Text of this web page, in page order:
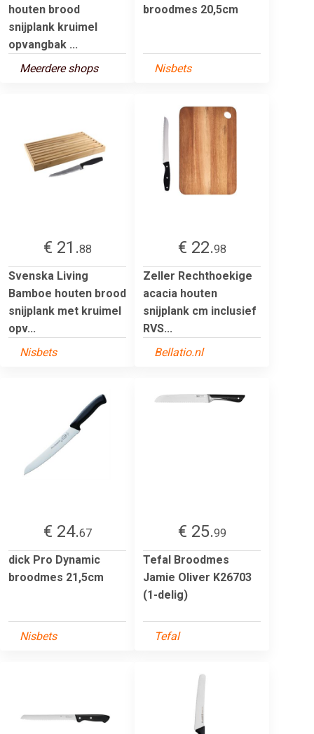
houten brood
snijplank kruimel
opvangbak ...
Meerdere shops
broodmes 20,5cm
Nisbets
€ 21.88
Svenska Living
Bamboe houten brood
snijplank met kruimel
opv...
Nisbets
€ 22.98
Zeller Rechthoekige
acacia houten
snijplank cm inclusief
RVS...
Bellatio.nl
€ 24.67
dick Pro Dynamic
broodmes 21,5cm
Nisbets
€ 25.99
Tefal Broodmes
Jamie Oliver K26703
(1-delig)
Tefal